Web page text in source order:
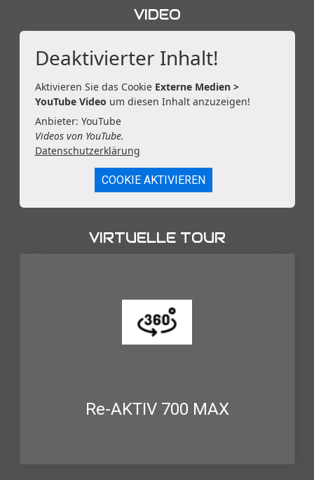
VIDEO
Deaktivierter Inhalt!
Aktivieren Sie das Cookie Externe Medien >
YouTube Video um diesen Inhalt anzuzeigen!
Anbieter: YouTube
Videos von YouTube.
Datenschutzerklärung
COOKIE AKTIVIEREN
VIRTUELLE TOUR
Re-AKTIV 700 MAX